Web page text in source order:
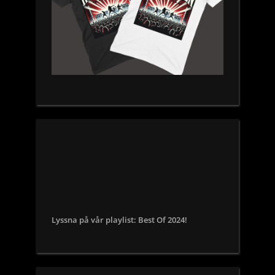
Lyssna på vår playlist: Best Of 2024!